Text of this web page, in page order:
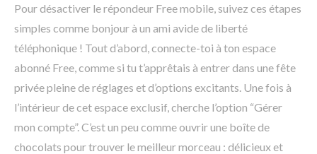
Pour désactiver le répondeur Free mobile, suivez ces étapes
simples comme bonjour à un ami avide de liberté
téléphonique ! Tout d’abord, connecte-toi à ton espace
abonné Free, comme si tu t’apprêtais à entrer dans une fête
privée pleine de réglages et d’options excitants. Une fois à
l’intérieur de cet espace exclusif, cherche l’option “Gérer
mon compte”. C’est un peu comme ouvrir une boîte de
chocolats pour trouver le meilleur morceau : délicieux et